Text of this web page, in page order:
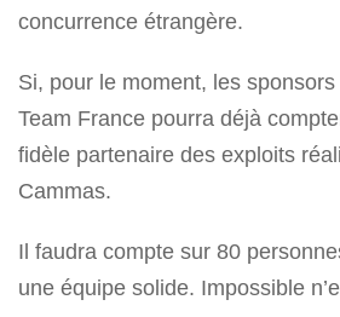
concurrence étrangère.
Si, pour le moment, les
Team France pourra déjà
fidèle partenaire des exploits
Cammas.
Il faudra compte sur 80
une équipe solide. Impossible